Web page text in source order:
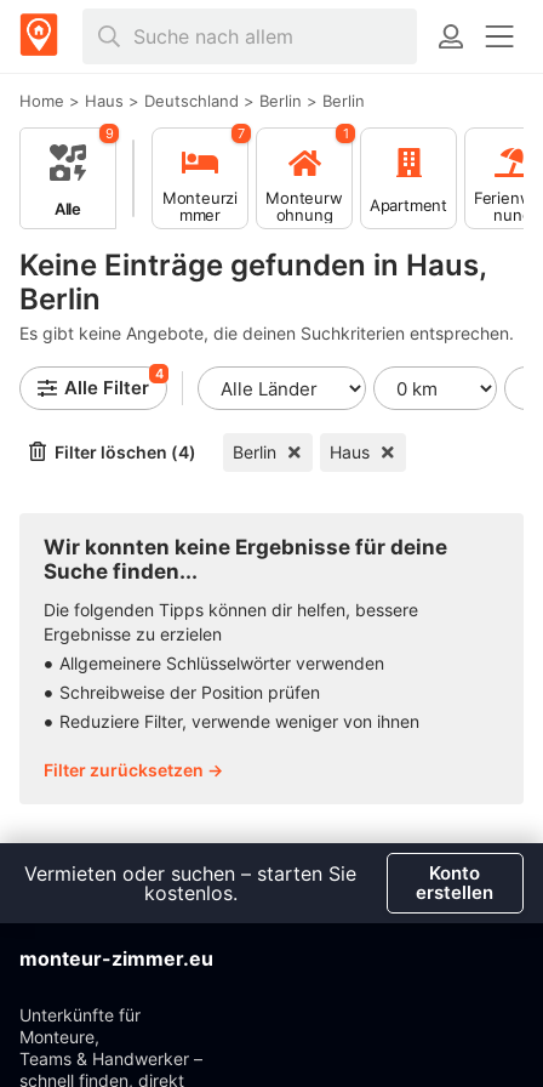
Home > Haus > Deutschland > Berlin > Berlin
Keine Einträge gefunden in Haus,
Berlin
Es gibt keine Angebote, die deinen Suchkriterien entsprechen.
Alle
9
Monteurzi
mmer
7
Monteurw
ohnung
1
Apartment
nung
Alle Filter
4
Filter löschen (4) Berlin Haus
Wir konnten keine Ergebnisse für deine
Suche finden...
Die folgenden Tipps können dir helfen, bessere
Ergebnisse zu erzielen
Allgemeinere Schlüsselwörter verwenden
Schreibweise der Position prüfen
Reduziere Filter, verwende weniger von ihnen
Filter zurücksetzen →
Vermieten oder suchen – starten Sie
kostenlos.
Konto
erstellen
monteur-zimmer.eu
Unterkünfte für
Monteure,
Teams & Handwerker –
schnell finden, direkt